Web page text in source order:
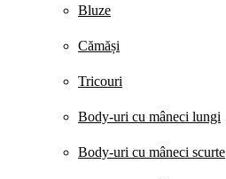
Bluze
Cămăși
Tricouri
Body-uri cu mâneci lungi
Body-uri cu mâneci scurte